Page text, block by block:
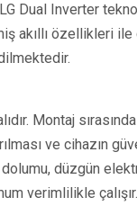
Dual Inverter
akıllı özellikleri ile
Montaj
ve cihazın
dolumu, düzgün
verimlilikle çalışır.